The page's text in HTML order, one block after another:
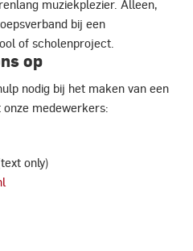
muziekplezier. Alleen,
bij een
of scholenproject.
op
nodig bij het maken van een
medewerkers:
only)